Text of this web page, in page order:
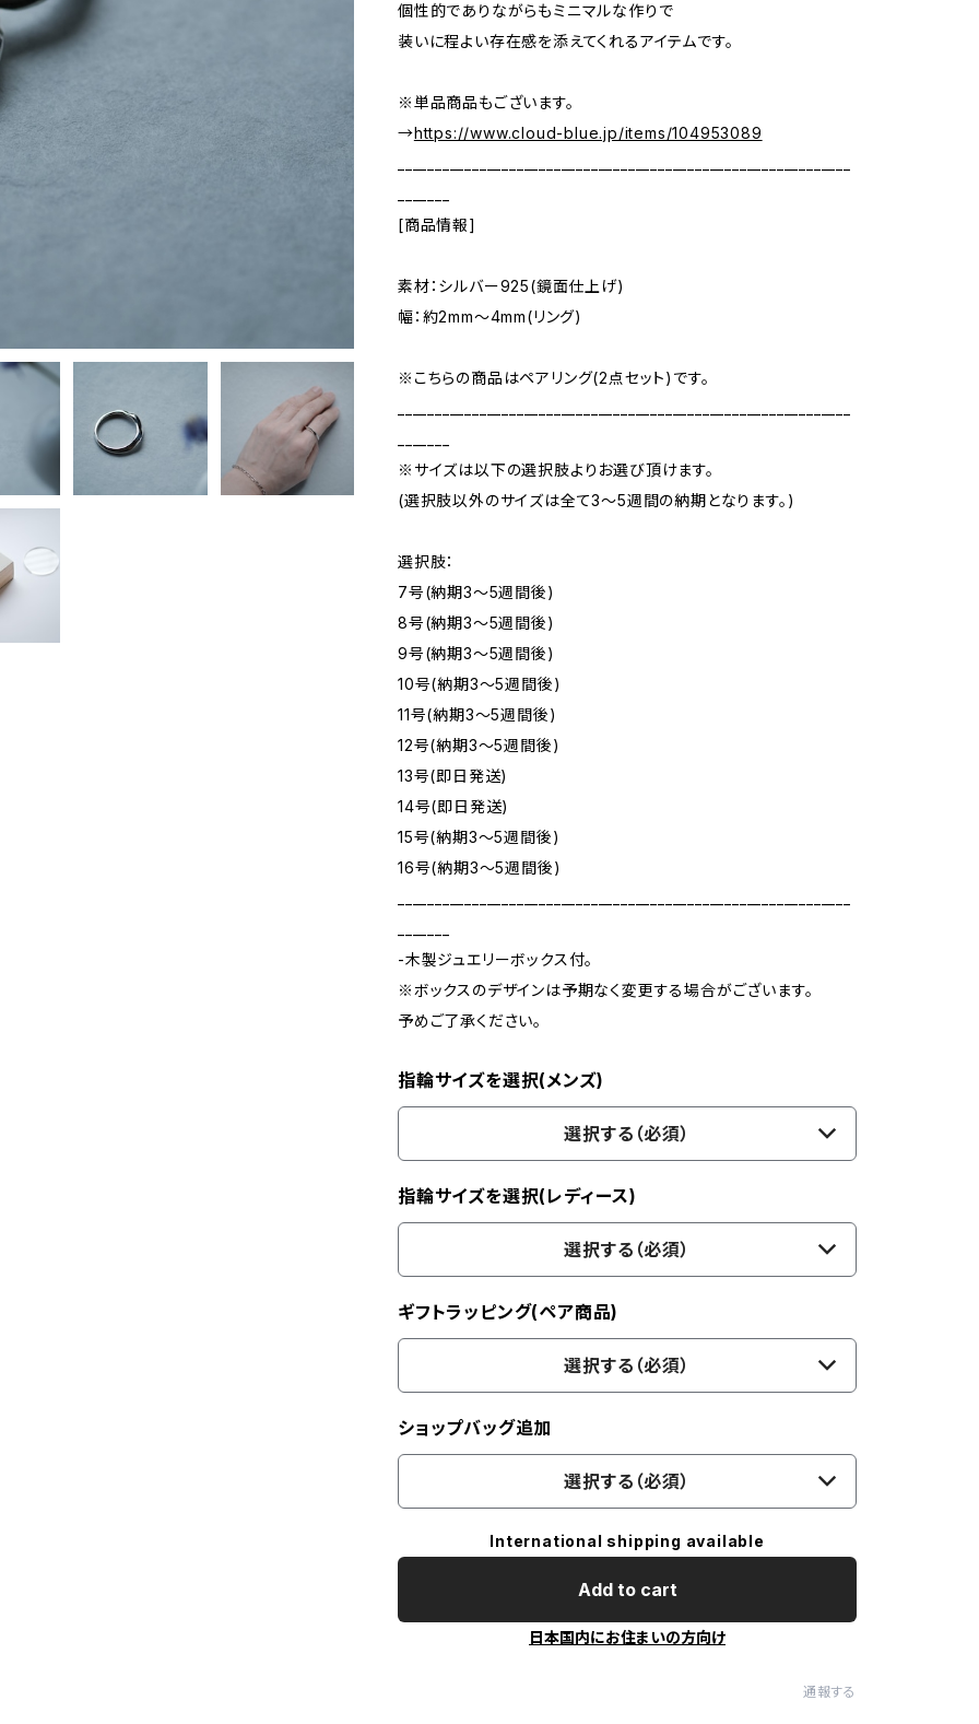
個性的でありながらもミニマルな作りで
装いに程よい存在感を添えてくれるアイテムです。
※単品商品もございます。
→https://www.cloud-blue.jp/items/104953089
[商品情報]
素材：シルバー925(鏡面仕上げ)
幅：約2mm〜4mm(リング)
※こちらの商品はペアリング(2点セット)です。
※サイズは以下の選択肢よりお選び頂けます。
(選択肢以外のサイズは全て3～5週間の納期となります。)
選択肢：
7号(納期3～5週間後)
8号(納期3～5週間後)
9号(納期3～5週間後)
10号(納期3～5週間後)
11号(納期3～5週間後)
12号(納期3～5週間後)
13号(即日発送)
14号(即日発送)
15号(納期3～5週間後)
16号(納期3～5週間後)
-木製ジュエリーボックス付。
※ボックスのデザインは予期なく変更する場合がございます。
予めご了承ください。
指輪サイズを選択(メンズ)
選択する（必須）
指輪サイズを選択(レディース)
選択する（必須）
ギフトラッピング(ペア商品)
選択する（必須）
ショップバッグ追加
選択する（必須）
International shipping available
Add to cart
日本国内にお住まいの方向け
通報する